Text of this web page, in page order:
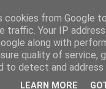
cookies from Google
traffic. Your IP
along with
quality of service,
to detect and address
LEARN MORE